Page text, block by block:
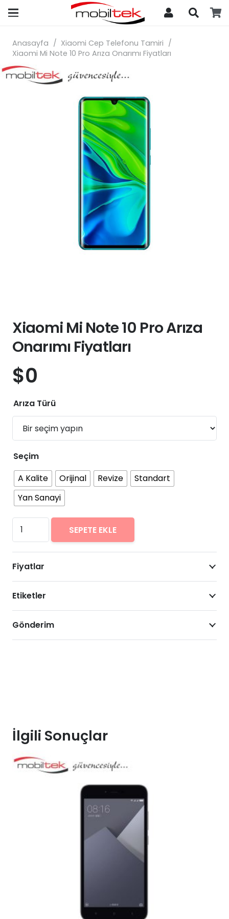
Anasayfa / Xiaomi Cep Telefonu Tamiri /
Xiaomi Mi Note 10 Pro Arıza Onarımı Fiyatları
Xiaomi Mi Note 10 Pro Arıza
Onarımı Fiyatları
$0
Arıza Türü
Seçim
A Kalite
Orijinal Revize
Standart
Yan Sanayi
Xiaomi
Mi
Note
10
Pro
Arıza
Onarımı
Fiyatları
adet
SEPETE EKLE
Fiyatlar
Etiketler
Gönderim
İlgili Sonuçlar